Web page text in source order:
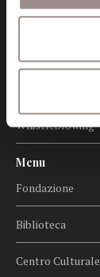
Cookie policy
Whistleblowing
Menu
Fondazione
Biblioteca
Centro Culturale